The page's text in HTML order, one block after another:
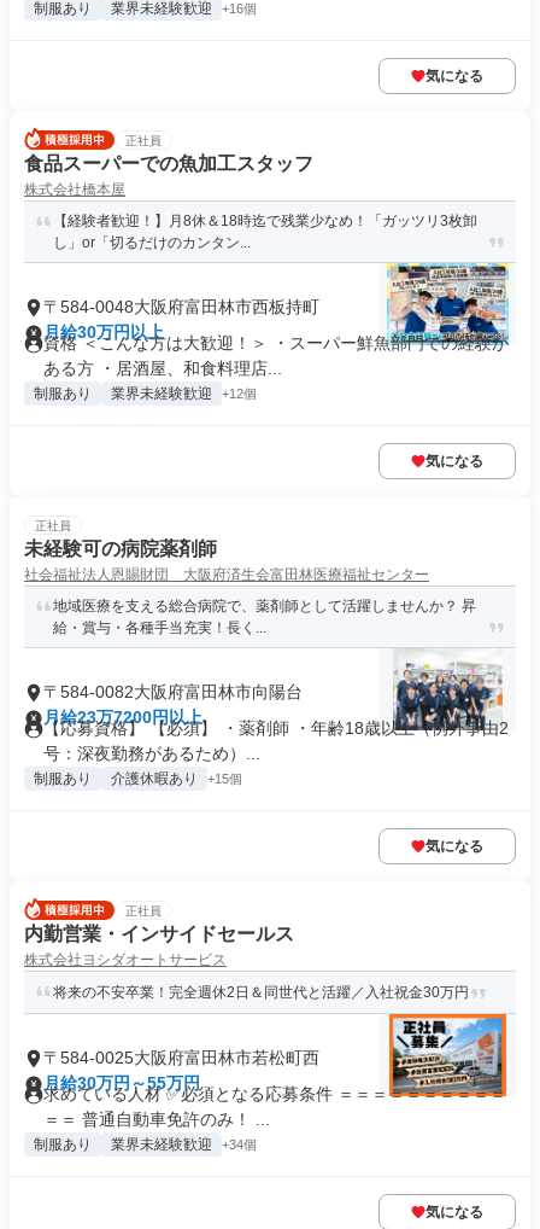
制服あり 業界未経験歓迎 +16個
気になる
正社員
食品スーパーでの魚加工スタッフ
株式会社橋本屋
【経験者歓迎！】月8休＆18時迄で残業少なめ！「ガッツリ3枚卸
し」or「切るだけのカンタン...
〒584-0048大阪府富田林市西板持町
月給30万円以上
資格 ＜こんな方は大歓迎！＞ ・スーパー鮮魚部門での経験が
ある方 ・居酒屋、和食料理店...
制服あり 業界未経験歓迎 +12個
気になる
正社員
未経験可の病院薬剤師
社会福祉法人恩賜財団 大阪府済生会富田林医療福祉センター
地域医療を支える総合病院で、薬剤師として活躍しませんか？ 昇
給・賞与・各種手当充実！長く...
〒584-0082大阪府富田林市向陽台
月給23万7200円以上
【応募資格】 【必須】 ・薬剤師 ・年齢18歳以上（例外事由2
号：深夜勤務があるため）...
制服あり 介護休暇あり +15個
気になる
正社員
内勤営業・インサイドセールス
株式会社ヨシダオートサービス
将来の不安卒業！完全週休2日＆同世代と活躍／入社祝金30万円
〒584-0025大阪府富田林市若松町西
月給30万円～55万円
求めている人材 ✅必須となる応募条件 ＝＝＝＝＝＝＝＝＝＝
＝＝ 普通自動車免許のみ！ ...
制服あり 業界未経験歓迎 +34個
気になる